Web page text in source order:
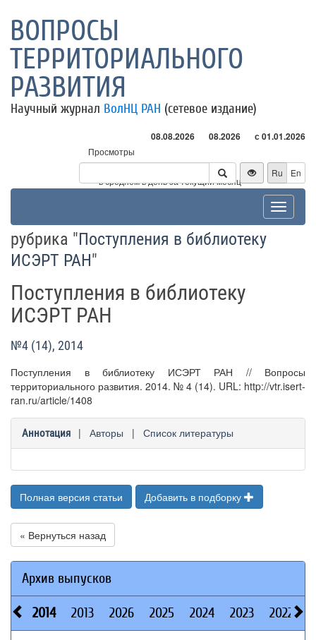
ВОПРОСЫ
ТЕРРИТОРИАЛЬНОГО
РАЗВИТИЯ
Научный журнал ВолНЦ РАН (сетевое издание)
08.08.2026 08.2026 с 01.01.2026
Просмотры
Посетители
* - в среднем в день за текущий месяц
Ru En
Toggle
рубрика "Поступления в библиотеку
ИСЭРТ РАН"
Поступления в библиотеку
ИСЭРТ РАН
№4 (14), 2014
Поступления в библиотеку ИСЭРТ РАН // Вопросы
территориального развития. 2014. № 4 (14). URL: http://vtr.isert-
ran.ru/article/1408
Аннотация | Авторы | Список литературы
Полная версия статьи Добавить в подборку
« Вернуться назад
Архив выпусков
2014 2013 2026 2025 2024 2023 2022